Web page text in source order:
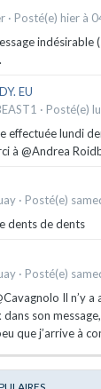
· Posté(e) hier à
indésirable
EU
· Posté(e)
effectuée lundi
à @Andrea
· Posté(e)
dents de dents
· Posté(e)
Il n’y
dans son
que j’arrive à